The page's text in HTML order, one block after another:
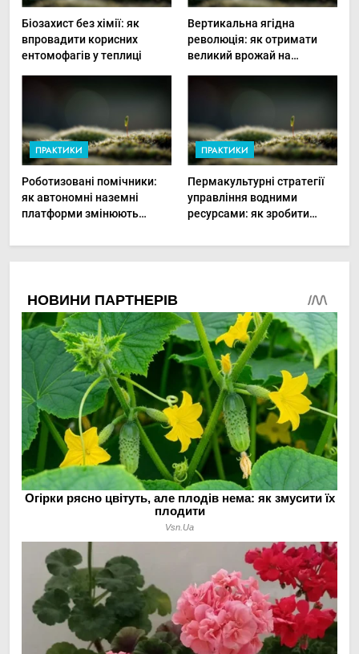
Біозахист без хімії: як
впровадити корисних
ентомофагів у теплиці
Вертикальна ягідна
революція: як отримати
великий врожай на
ПРАКТИКИ
Роботизовані помічники:
як автономні наземні
платформи змінюють
овочами
ПРАКТИКИ
Пермакультурні стратегії
управління водними
ресурсами: як зробити
до посухи